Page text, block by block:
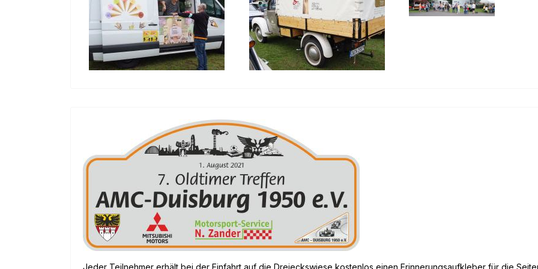
Jeder Teilnehmer erhält bei der Einfahrt auf die Dreieckswiese kostenlos einen Erinnerungsaufkleber für die